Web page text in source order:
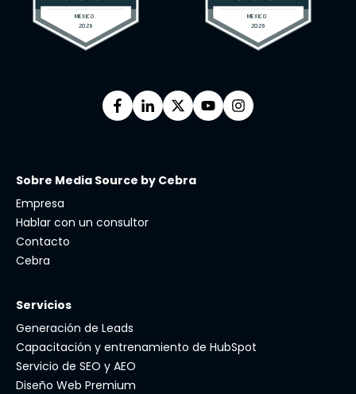
Sobre Media Source by Cebra
Empresa
Hablar con un consultor
Contacto
Cebra
Servicios
Generación de Leads
Capacitación y entrenamiento de HubSpot
Servicio de SEO y AEO
Diseño Web Premium